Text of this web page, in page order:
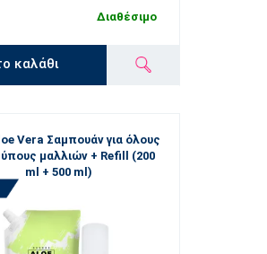
Διαθέσιμο
καλάθι
Vera Σαμπουάν για όλους
μαλλιών + Refill (200
ml + 500 ml)